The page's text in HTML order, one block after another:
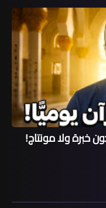
خبرة ولا مونتاج!